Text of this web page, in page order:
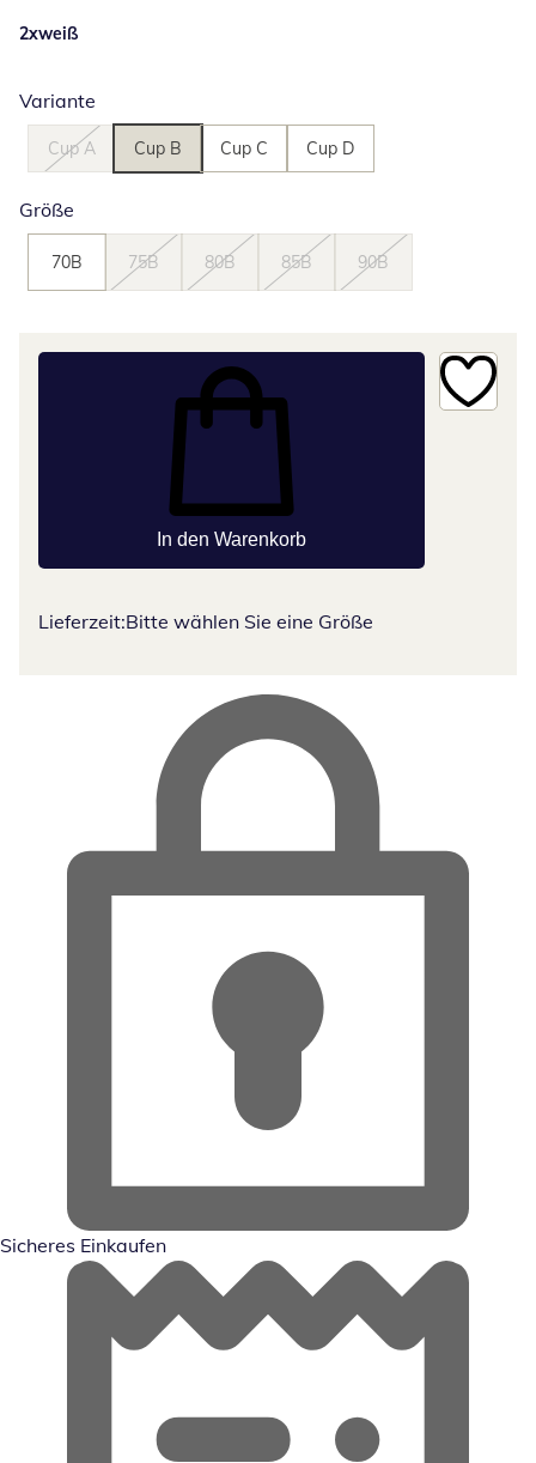
2xweiß
Variante
Cup A Cup B Cup C Cup D
Größe
70B 75B 80B 85B 90B
In den Warenkorb
Lieferzeit:Bitte wählen Sie eine Größe
Sicheres Einkaufen